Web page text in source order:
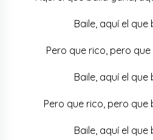
Baile, aquí el que
Pero que rico, pero
Baile, aquí el que
Pero que rico, pero que
Baile, aquí el que